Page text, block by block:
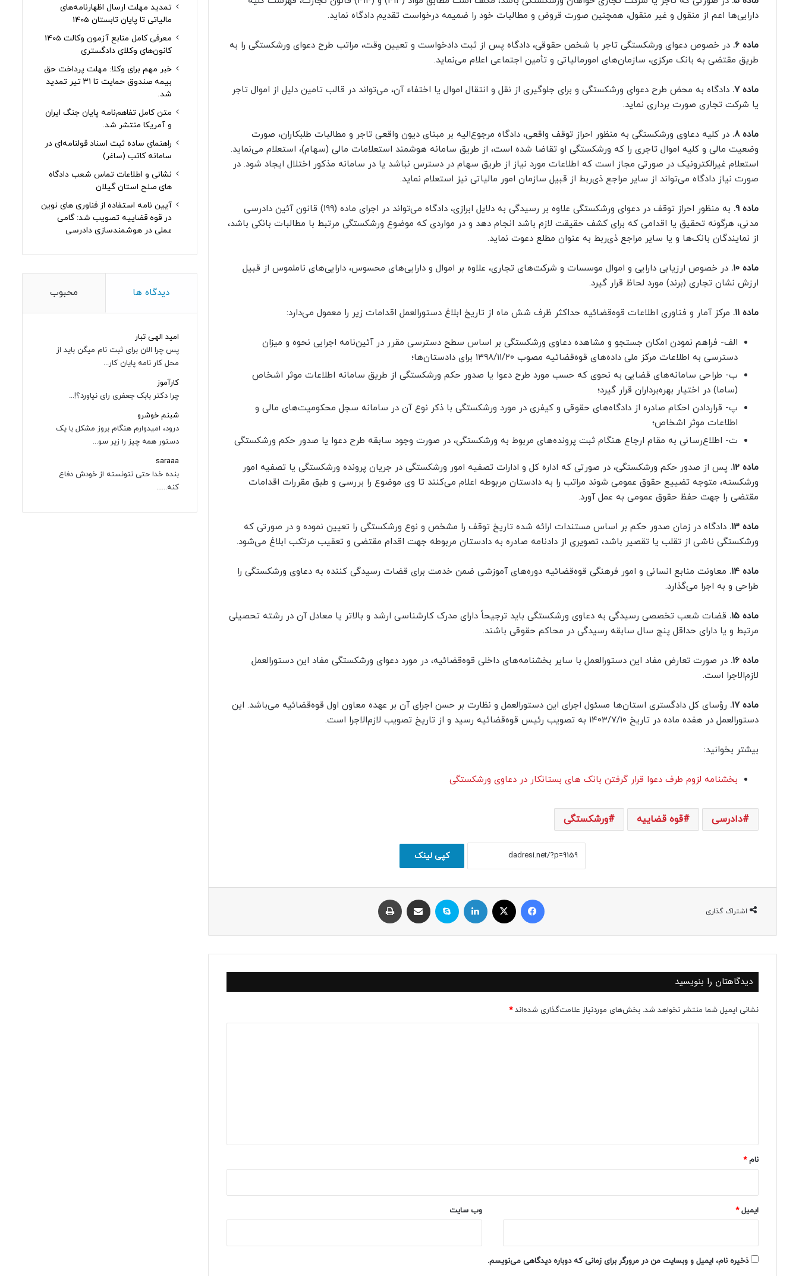
دارایی‌ها اعم از منقول و غیر منقول، همچنین صورت قروض و مطالبات خود را ضمیمه درخواست تقدیم دادگاه نماید.
ماده 6.
در خصوص دعوای ورشکستگی تاجر با شخص حقوقی، دادگاه پس از ثبت دادخواست و تعیین وقت، مراتب طرح دعوای ورشکستگی را به
طریق مقتضی به بانک مرکزی، سازمان‌های امورمالیاتی و تأمین اجتماعی اعلام می‌نماید.
ماده 7.
دادگاه به محض طرح دعوای ورشکستگی و برای جلوگیری از نقل و انتقال اموال یا اختفاء آن، می‌تواند در قالب تامین دلیل از اموال تاجر
یا شرکت تجاری صورت برداری نماید.
ماده 8.
در کلیه دعاوی ورشکستگی به منظور احراز توقف واقعی، دادگاه مرجوع‌الیه بر مبنای دیون واقعی تاجر و مطالبات طلبکاران، صورت
وضعیت مالی و کلیه اموال تاجری را که ورشکستگی او تقاضا شده است، از طریق سامانه هوشمند استعلامات مالی (سهام)، استعلام می‌نماید.
استعلام غیرالکترونیک در صورتی مجاز است که اطلاعات مورد نیاز از طریق سهام در دسترس نباشد یا در سامانه مذکور اختلال ایجاد شود. در
صورت نیاز دادگاه می‌تواند از سایر مراجع ذی‌ربط از قبیل سازمان امور مالیاتی نیز استعلام نماید.
ماده 9.
به منظور احراز توقف در دعوای ورشکستگی علاوه بر رسیدگی به دلایل ابرازی، دادگاه می‌تواند در اجرای ماده (۱۹۹) قانون آئین دادرسی
مدنی، هرگونه تحقیق یا اقدامی که برای کشف حقیقت لازم باشد انجام دهد و در مواردی که موضوع ورشکستگی مرتبط با مطالبات بانکی باشد،
از نمایندگان بانک‌ها و یا سایر مراجع ذی‌ربط به عنوان مطلع دعوت نماید.
ماده 10.
در خصوص ارزیابی دارایی و اموال موسسات و شرکت‌های تجاری، علاوه بر اموال و دارایی‌های محسوس، دارایی‌های ناملموس از قبیل
ارزش نشان تجاری (برند) مورد لحاظ قرار گیرد.
ماده 11. مرکز آمار و فناوری اطلاعات قوه‌قضائیه حداکثر ظرف شش ماه از تاریخ ابلاغ دستورالعمل اقدامات زیر را معمول می‌دارد:
الف- فراهم نمودن امکان جستجو و مشاهده دعاوی ورشکستگی بر اساس سطح دسترسی مقرر در آئین‌نامه اجرایی نحوه و میزان
دسترسی به اطلاعات مرکز ملی داده‌های قوه‌قضائیه مصوب ۱۳۹۸/۱۱/۲۰ برای دادستان‌ها؛
ب- طراحی سامانه‌های قضایی به نحوی که حسب مورد طرح دعوا یا صدور حکم ورشکستگی از طریق سامانه اطلاعات موثر اشخاص
(ساما) در اختیار بهره‌برداران قرار گیرد؛
پ- قراردادن احکام صادره از دادگاه‌های حقوقی و کیفری در مورد ورشکستگی با ذکر نوع آن در سامانه سجل محکومیت‌های مالی و
اطلاعات موثر اشخاص؛
ت- اطلاع‌رسانی به مقام ارجاع هنگام ثبت پرونده‌های مربوط به ورشکستگی، در صورت وجود سابقه طرح دعوا یا صدور حکم ورشکستگی
ماده 12.
پس از صدور حکم ورشکستگی، در صورتی که اداره کل و ادارات تصفیه امور ورشکستگی در جریان پرونده ورشکستگی یا تصفیه امور
ورشکسته، متوجه تضییع حقوق عمومی شوند مراتب را به دادستان مربوطه اعلام می‌کنند تا وی موضوع را بررسی و طبق مقررات اقدامات
مقتضی را جهت حفظ حقوق عمومی به عمل آورد.
ماده 13.
دادگاه در زمان صدور حکم بر اساس مستندات ارائه شده تاریخ توقف را مشخص و نوع ورشکستگی را تعیین نموده و در صورتی که
ورشکستگی ناشی از تقلب یا تقصیر باشد، تصویری از دادنامه صادره به دادستان مربوطه جهت اقدام مقتضی و تعقیب مرتکب ابلاغ می‌شود.
ماده 14.
معاونت منابع انسانی و امور فرهنگی قوه‌قضائیه دوره‌های آموزشی ضمن خدمت برای قضات رسیدگی کننده به دعاوی ورشکستگی را
طراحی و به اجرا می‌گذارد.
ماده 15.
قضات شعب تخصصی رسیدگی به دعاوی ورشکستگی باید ترجیحاً دارای مدرک کارشناسی ارشد و بالاتر یا معادل آن در رشته تحصیلی
مرتبط و یا دارای حداقل پنج سال سابقه رسیدگی در محاکم حقوقی باشند.
ماده 16.
در صورت تعارض مفاد این دستورالعمل با سایر بخشنامه‌های داخلی قوه‌قضائیه، در مورد دعوای ورشکستگی مفاد این دستورالعمل
لازم‌الاجرا است.
ماده 17.
رؤسای کل دادگستری استان‌ها مسئول اجرای این دستورالعمل و نظارت بر حسن اجرای آن بر عهده معاون اول قوه‌قضائیه می‌باشد. این
دستورالعمل در هفده ماده در تاریخ ۱۴۰۳/۷/۱۰ به تصویب رئیس قوه‌قضائیه رسید و از تاریخ تصویب لازم‌الاجرا است.
بیشتر بخوانید:
بخشنامه لزوم طرف دعوا قرار گرفتن بانک های بستانکار در دعاوی ورشکستگی
دادرسی قوه قضاییه ورشکستگی
کپی لینک
اشتراک گذاری
فیسبوک ایکس لینکداین اسکایپ اشتراک با ایمیل
دیدگاهتان را بنویسید
نشانی ایمیل شما منتشر نخواهد شد. بخش‌های موردنیاز علامت‌گذاری شده‌اند*
نام*
ایمیل* وب‌ سایت
ذخیره نام، ایمیل و وبسایت من در مرورگر برای زمانی که دوباره دیدگاهی می‌نویسم.
تمدید مهلت ارسال اظهارنامه‌های
مالیاتی تا پایان تابستان 1405
معرفی کامل منابع آزمون وکالت 1405
کانون‌های وکلای دادگستری
خبر مهم برای وکلا: مهلت پرداخت حق
بیمه صندوق حمایت تا ۳۱ تیر تمدید
شد.
متن کامل تفاهم‌نامه پایان جنگ ایران
و آمریکا منتشر شد.
راهنمای ساده ثبت اسناد قولنامه‌ای در
سامانه کاتب (ساغر)
نشانی و اطلاعات تماس شعب دادگاه
های صلح استان گیلان
آیین نامه استفاده از فناوری های نوین
در قوه قضاییه تصویب شد: گامی
عملی در هوشمندسازی دادرسی
دیدگاه ها محبوب
امید الهی تبار
پس چرا الان برای ثبت نام میگن باید از
محل کار نامه پایان کار...
کارآموز
چرا دکتر بابک جعفری رای نیاورد؟!...
شبنم خوشرو
درود، امیدوارم هنگام بروز مشکل با یک
دستور همه چیز را زیر سو...
saraaa
بنده خدا حتی نتونسته از خودش دفاع
کنه......